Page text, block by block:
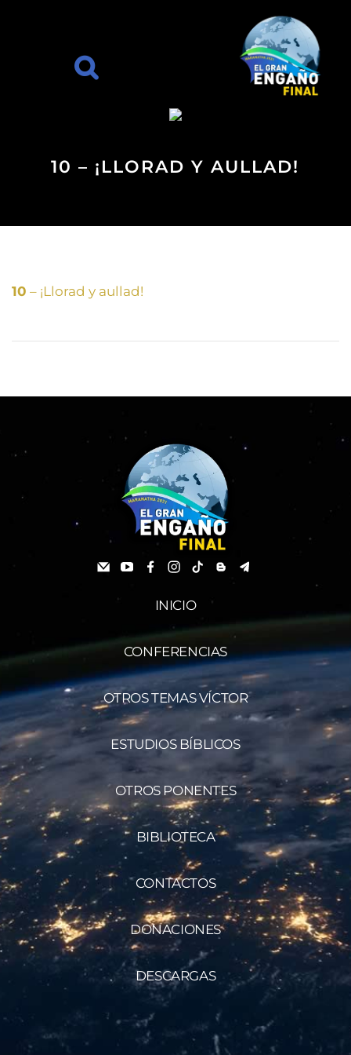
10 – ¡LLORAD Y AULLAD!
10 – ¡Llorad y aullad!
INICIO
CONFERENCIAS
OTROS TEMAS VÍCTOR
ESTUDIOS BÍBLICOS
OTROS PONENTES
BIBLIOTECA
CONTACTOS
DONACIONES
DESCARGAS